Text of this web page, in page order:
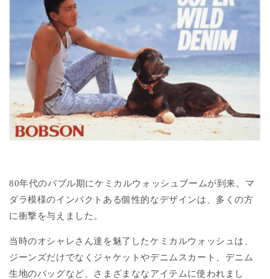
80年代のバブル期にケミカルウォッシュブームが到来。マ
ダラ模様のインパクトある個性的なデザインは、多くの方
に衝撃を与えました。
当時のオシャレさん達を魅了したケミカルウォッシュは、
ジーンズだけでなくジャケットやデニムスカート、デニム
生地のバッグなど、さまざまななアイテムに使われまし